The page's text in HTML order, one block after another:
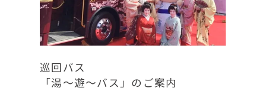
巡回バス
「湯～遊～バス」のご案内